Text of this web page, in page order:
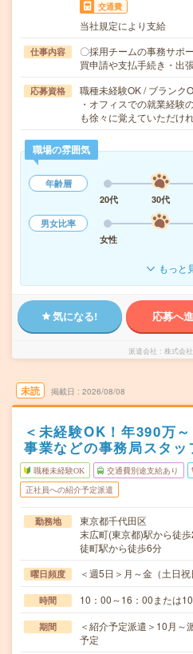
交通費
当社規定により支給
仕事内容
〇採用チームの事務サポ
買申請や支払手続き・出
応募資格
職種未経験OK / ブランク
・オフィスでの就業経験
も徐々に覚えていただけ
職場の雰囲気
年齢層
20代
30代
男女比率
女性
もっと
気になる! 応募へ
派遣会社 株式会
未読 掲載日 2026/08/08
＜未経験OK！年390万
事業などの事務局スタッ
職種未経験OK 交通費別途支給あり
正社員への紹介予定派遣
勤務地
東京都千代田区
末広町(東京都)駅から徒
徒町駅から徒歩6分
曜日頻度 ＜週5日＞月～金（土日祝
時間 10：00～16：00または
期間
＜紹介予定派遣＞10月～
予定